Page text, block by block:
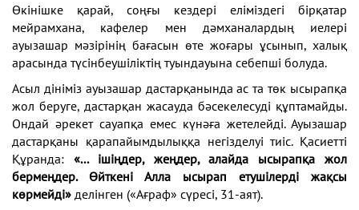
Өкінішке қарай, соңғы кездері еліміздегі бірқатар
мейрамхана, кафелер мен дәмханалардың иелері
ауызашар мәзірінің бағасын өте жоғары ұсынып, халық
арасында түсінбеушіліктің туындауына себепші болуда.
Асыл дініміз ауызашар дастарқанында ас та төк ысырапқа
жол беруге, дастарқан жасауда бәсекелесуді құптамайды.
Ондай әрекет сауапқа емес күнәға жетелейді. Ауызашар
дастарқаны қарапайымдылыққа негізделуі тиіс. Қасиетті
Құранда: «... ішіңдер, жеңдер, алайда ысырапқа жол
бермеңдер. Өйткені Алла ысырап етушілерді жақсы
көрмейді» делінген («Ағраф» сүресі, 31-аят).